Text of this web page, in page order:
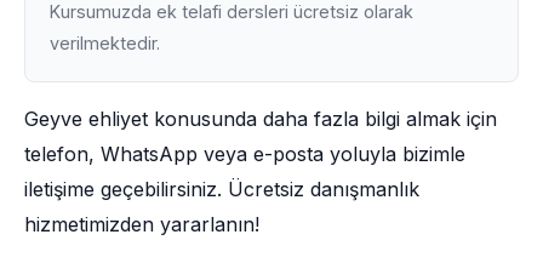
Kursumuzda ek telafi dersleri ücretsiz olarak
verilmektedir.
Geyve ehliyet konusunda daha fazla bilgi almak için
telefon, WhatsApp veya e-posta yoluyla bizimle
iletişime geçebilirsiniz. Ücretsiz danışmanlık
hizmetimizden yararlanın!